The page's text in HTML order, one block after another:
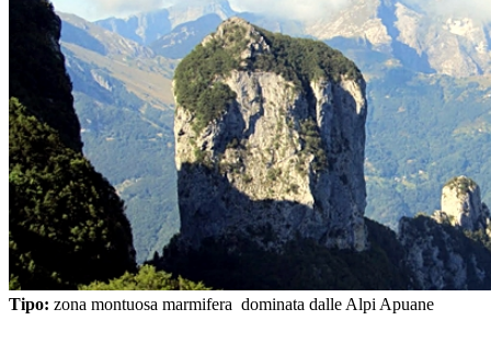
Tipo: zona montuosa marmifera dominata dalle Alpi Apuane